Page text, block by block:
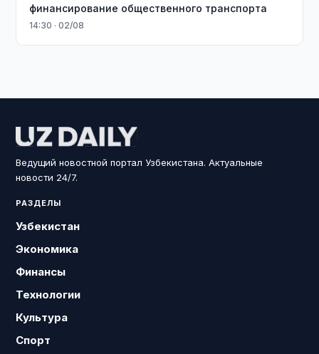
финансирование общественного транспорта
14:30 · 02/08
Ведущий новостной портал Узбекистана. Актуальные
новости 24/7.
РАЗДЕЛЫ
Узбекистан
Экономика
Финансы
Технологии
Культура
Спорт